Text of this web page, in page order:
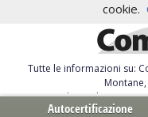
cookie.
Tutte le informazioni su:
Servizi al Cittadino.
Autocertificazione